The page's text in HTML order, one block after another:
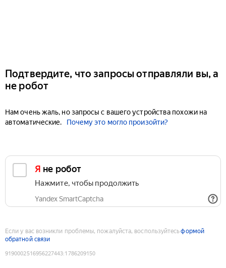
Подтвердите, что запросы отправляли вы, а
не робот
Нам очень жаль, но запросы с вашего устройства похожи на
автоматические.
Почему это могло произойти?
Я не робот
Нажмите, чтобы продолжить
Yandex SmartCaptcha
Если у вас возникли проблемы, пожалуйста, воспользуйтесьформой
обратной связи
9190002516956227443:1786209150